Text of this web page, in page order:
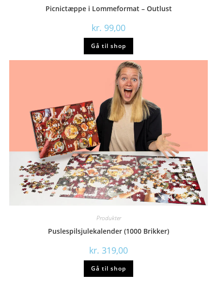
Picnictæppe i Lommeformat – Outlust
kr. 99,00
Gå til shop
Produkter
Puslespilsjulekalender (1000 Brikker)
kr. 319,00
Gå til shop